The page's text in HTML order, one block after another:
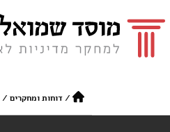
/דוחות ומחקרים /